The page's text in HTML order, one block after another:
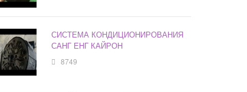
СИСТЕМА КОНДИЦИОНИРОВАНИЯ
САНГ ЕНГ КАЙРОН
8749